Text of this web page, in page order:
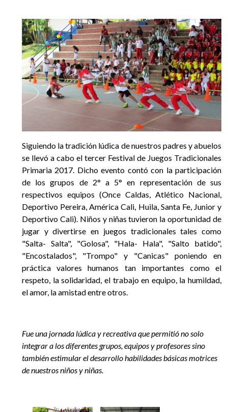
EGRESADOS
Siguiendo la tradición lúdica de nuestros padres y abuelos
se llevó a cabo el tercer Festival de Juegos Tradicionales
Primaria 2017. Dicho evento contó con la participación
de los grupos de 2° a 5° en representación de sus
respectivos equipos (Once Caldas, Atlético Nacional,
Deportivo Pereira, América Cali, Huila, Santa Fe, Junior y
Deportivo Cali). Niños y niñas tuvieron la oportunidad de
jugar y divertirse en juegos tradicionales tales como
"Salta- Salta", "Golosa", "Hala- Hala", "Salto batido",
"Encostalados", "Trompo" y "Canicas" poniendo en
práctica valores humanos tan importantes como el
respeto, la solidaridad, el trabajo en equipo, la humildad,
el amor, la amistad entre otros.
Fue una jornada lúdica y recreativa que permitió no solo
integrar a los diferentes grupos, equipos y profesores sino
también estimular el desarrollo habilidades básicas motrices
de nuestros niños y niñas.